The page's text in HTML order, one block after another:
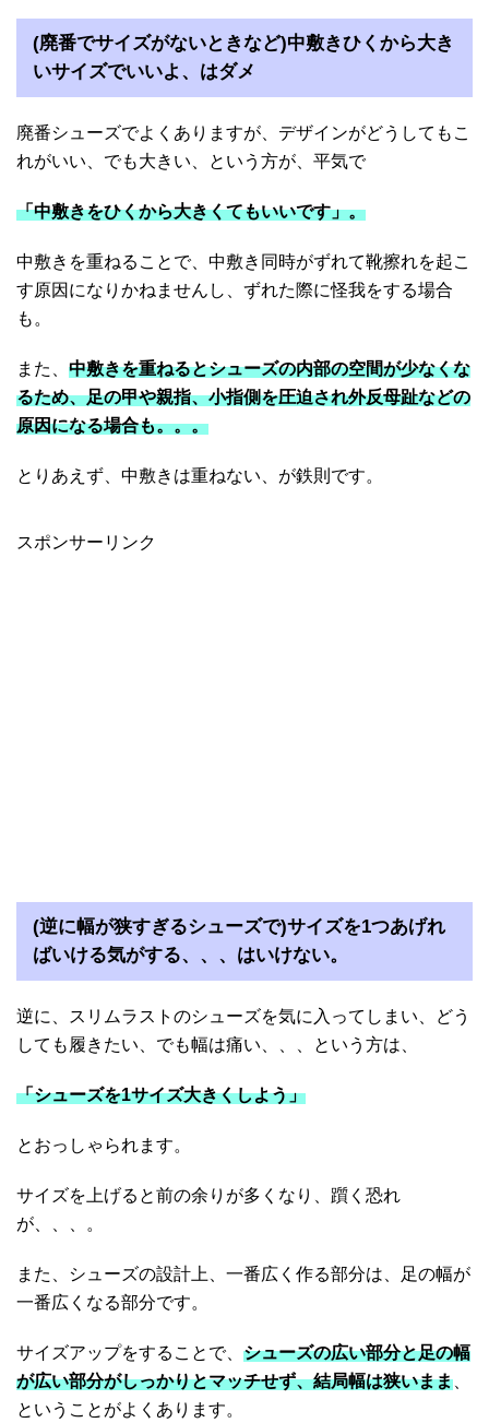
(廃番でサイズがないときなど)中敷きひくから大き
いサイズでいいよ、はダメ
廃番シューズでよくありますが、デザインがどうしてもこ
れがいい、でも大きい、という方が、平気で
「中敷きをひくから大きくてもいいです」。
中敷きを重ねることで、中敷き同時がずれて靴擦れを起こ
す原因になりかねませんし、ずれた際に怪我をする場合
も。
また、 中敷きを重ねるとシューズの内部の空間が少なくな
るため、足の甲や親指、小指側を圧迫され外反母趾などの
原因になる場合も。。。
とりあえず、中敷きは重ねない、が鉄則です。
スポンサーリンク
(逆に幅が狭すぎるシューズで)サイズを1つあげれ
ばいける気がする、、、はいけない。
逆に、スリムラストのシューズを気に入ってしまい、どう
しても履きたい、でも幅は痛い、、、という方は、
「シューズを1サイズ大きくしよう」
とおっしゃられます。
サイズを上げると前の余りが多くなり、躓く恐れ
が、、、。
また、シューズの設計上、一番広く作る部分は、足の幅が
一番広くなる部分です。
サイズアップをすることで、 シューズの広い部分と足の幅
が広い部分がしっかりとマッチせず、結局幅は狭いまま
ということがよくあります。